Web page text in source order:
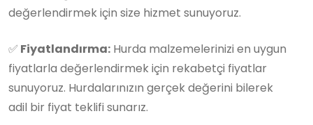
değerlendirmek için size hizmet sunuyoruz.
✅ Fiyatlandırma: Hurda malzemelerinizi en uygun
fiyatlarla değerlendirmek için rekabetçi fiyatlar
sunuyoruz. Hurdalarınızın gerçek değerini bilerek
adil bir fiyat teklifi sunarız.